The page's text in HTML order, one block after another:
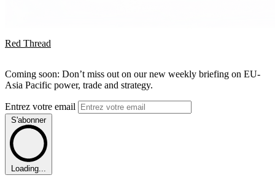
Red Thread
Coming soon: Don’t miss out on our new weekly briefing on EU-
Asia Pacific power, trade and strategy.
Entrez votre email
S'abonner
Loading...